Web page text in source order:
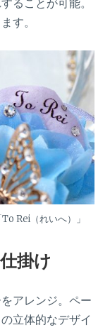
ることが可能。
す。
Rei（れいへ）」
掛け
アレンジ。ペー
立体的なデザイ